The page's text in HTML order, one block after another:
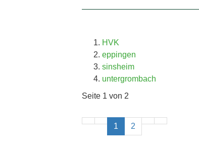
HVK
eppingen
sinsheim
untergrombach
Seite 1 von 2
1 2